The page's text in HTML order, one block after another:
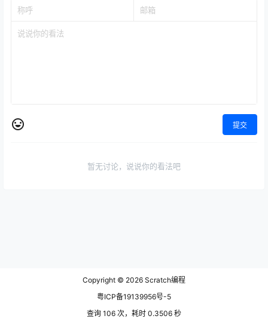
提交
暂无讨论，说说你的看法吧
Copyright © 2026 Scratch编程
粤ICP备19139956号-5
查询 106 次，耗时 0.3506 秒